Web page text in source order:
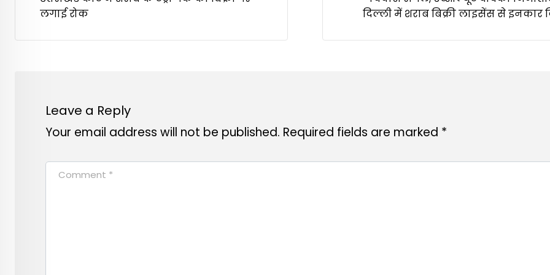
लगाई रोक
दिल्ली में शराब बिक्री लाइसेंस से इनकार
Leave a Reply
Your email address will not be published. Required fields are marked *